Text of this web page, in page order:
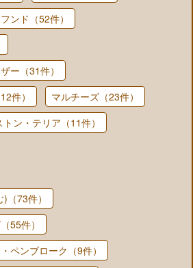
ンド（52件）
ー（31件）
件）
マルチーズ（23件）
トン・テリア（11件）
（73件）
55件）
ペンブローク（9件）